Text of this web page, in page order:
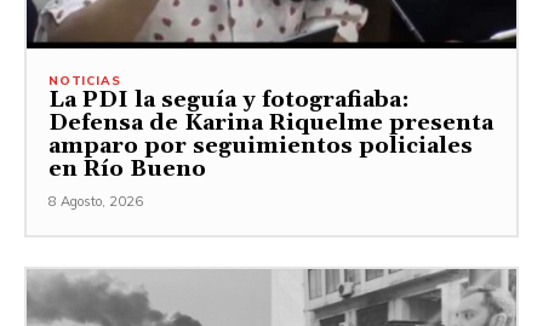
NOTICIAS
La PDI la seguía y fotografiaba:
Defensa de Karina Riquelme presenta
amparo por seguimientos policiales
en Río Bueno
8 Agosto, 2026